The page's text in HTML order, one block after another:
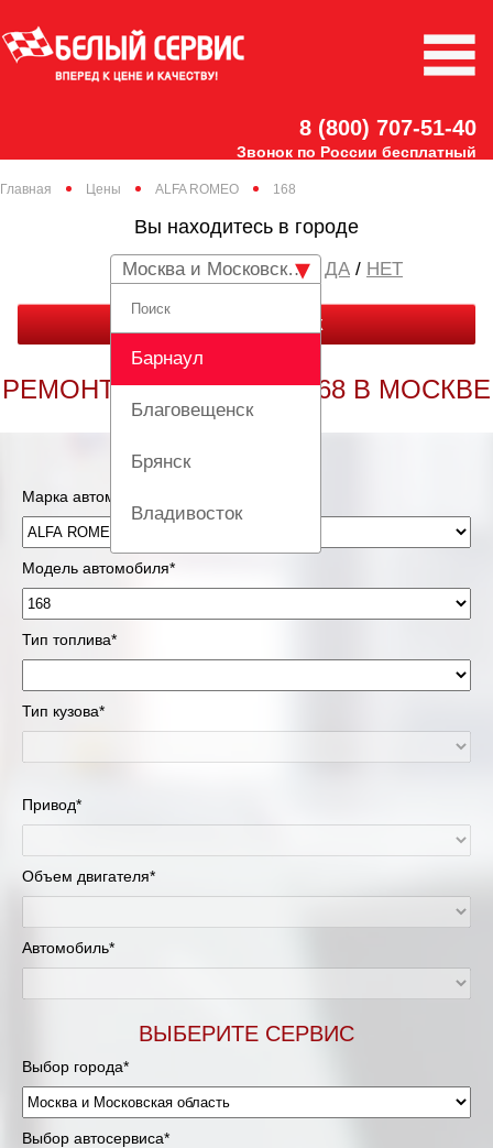
8 (800) 707-51-40
Звонок по России бесплатный
Главная Цены ALFA ROMEO 168
Вы находитесь в городе
Москва и Московская область
Барнаул
Благовещенск
Брянск
Владивосток
Вологда
Екатеринбург
Красноярск
Липецк
Москва и Московская область
Мурманск
Нижневартовск
Нижний Новгород
/ НЕТ
ЗАКАЗАТЬ ЗВОНОК
РЕМОНТ ALFA ROMEO 168 В МОСКВЕ
Марка автомобиля*
Модель автомобиля*
Тип топлива*
Тип кузова*
Привод*
Объем двигателя*
Автомобиль*
ВЫБЕРИТЕ СЕРВИС
Выбор города*
Выбор автосервиса*